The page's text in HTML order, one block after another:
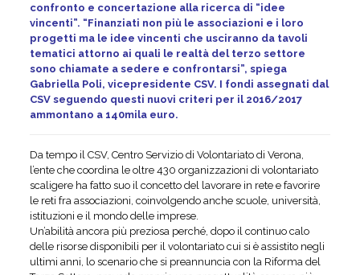
confronto e concertazione alla ricerca di “idee
vincenti”. “Finanziati non più le associazioni e i loro
progetti ma le idee vincenti che usciranno da tavoli
tematici attorno ai quali le realtà del terzo settore
sono chiamate a sedere e confrontarsi”, spiega
Gabriella Poli, vicepresidente CSV. I fondi assegnati dal
CSV seguendo questi nuovi criteri per il 2016/2017
ammontano a 140mila euro.
Da tempo il CSV, Centro Servizio di Volontariato di Verona,
l’ente che coordina le oltre 430 organizzazioni di volontariato
scaligere ha fatto suo il concetto del lavorare in rete e favorire
le reti fra associazioni, coinvolgendo anche scuole, università,
istituzioni e il mondo delle imprese.
Un’abilità ancora più preziosa perché, dopo il continuo calo
delle risorse disponibili per il volontariato cui si è assistito negli
ultimi anni, lo scenario che si preannuncia con la Riforma del